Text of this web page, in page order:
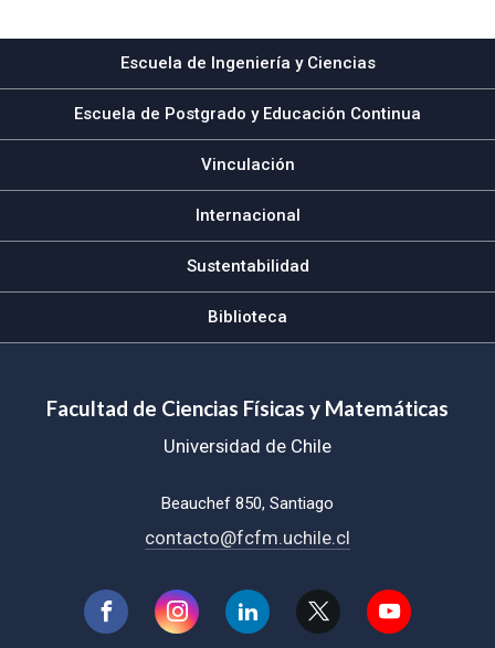
Escuela de Ingeniería y Ciencias
Escuela de Postgrado y Educación Continua
Vinculación
Internacional
Sustentabilidad
Biblioteca
Facultad de Ciencias Físicas y Matemáticas
Universidad de Chile
Beauchef 850, Santiago
contacto@fcfm.uchile.cl